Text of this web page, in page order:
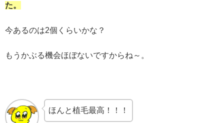
た。
今あるのは2個くらいかな？
もうかぶる機会ほぼないですからね～。
ほんと植毛最高！！！